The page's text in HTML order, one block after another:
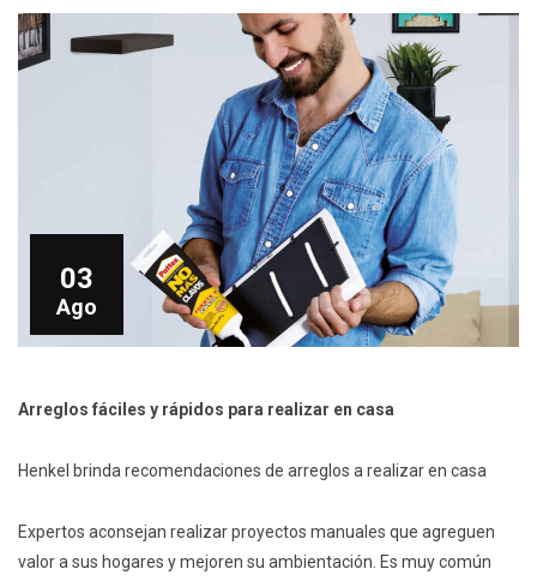
03
Ago
Arreglos fáciles y rápidos para realizar en casa
Henkel brinda recomendaciones de arreglos a realizar en casa
Expertos aconsejan realizar proyectos manuales que agreguen
valor a sus hogares y mejoren su ambientación. Es muy común